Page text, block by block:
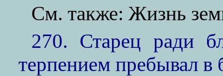
См. также: Жизнь
270. Старец ради
терпением пребывал в